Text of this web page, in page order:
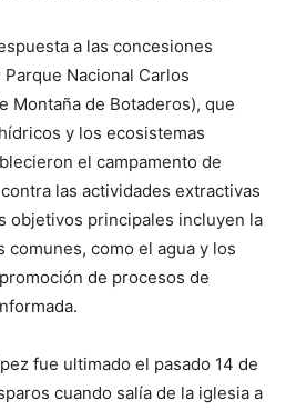
a las concesiones
Nacional Carlos
Montaña de Botaderos), que
y los ecosistemas
el campamento de
las actividades extractivas
objetivos principales incluyen la
como el agua y los
de procesos de
fue ultimado el pasado 14 de
cuando salía de la iglesia a